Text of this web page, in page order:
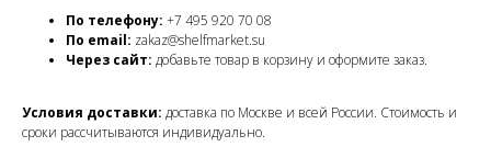
По телефону: +7 495 920 70 08
По email: zakaz@shelfmarket.su
Через сайт: добавьте товар в корзину и оформите заказ.
Условия доставки: доставка по Москве и всей России. Стоимость и
сроки рассчитываются индивидуально.